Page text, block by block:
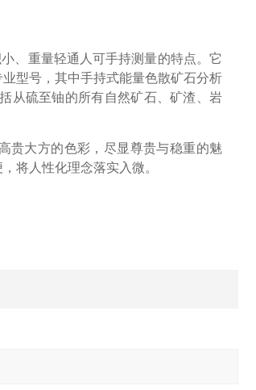
、重量轻通人可手持测量的特点。它
型号，其中手持式能量色散矿石分析
从硫至铀的所有自然矿石、矿渣、岩
贵大方的色彩，尽显尊贵与稳重的魅
将人性化理念落实入微。